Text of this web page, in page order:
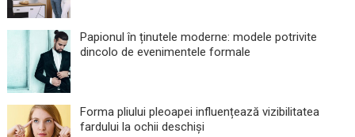
Papionul în ținutele moderne: modele potrivite
dincolo de evenimentele formale
Forma pliului pleoapei influențează vizibilitatea
fardului la ochii deschiși